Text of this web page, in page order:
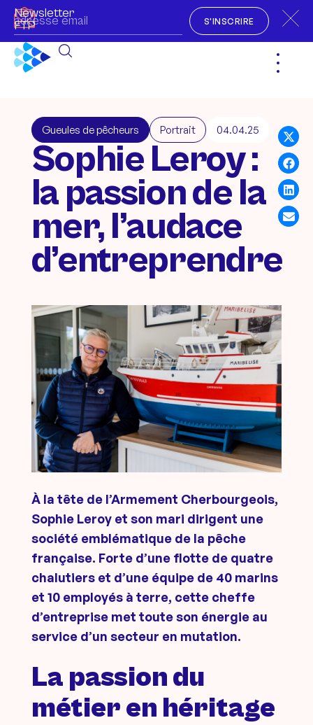
Newsletter
FTP
S'INSCRIRE
Gueules de pêcheurs Portrait 04.04.25
Sophie Leroy :
la passion de la
mer, l’audace
d’entreprendre
À la tête de l’Armement Cherbourgeois,
Sophie Leroy et son mari dirigent une
société emblématique de la pêche
française. Forte d’une flotte de quatre
chalutiers et d’une équipe de 40 marins
et 10 employés à terre, cette cheffe
d’entreprise met toute son énergie au
service d’un secteur en mutation.
La passion du
métier en héritage